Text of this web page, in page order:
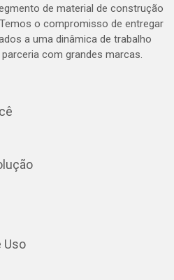
de material de construção
o compromisso de entregar
a uma dinâmica de trabalho
com grandes marcas.
Uso